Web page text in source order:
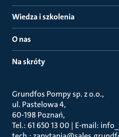
Wiedza i szkolenia
O nas
Na skróty
Grundfos Pompy sp. z o.o.
ul. Pastelowa 4
60-198 Poznań
Tel.: 61 650 13 00 | E-mail: